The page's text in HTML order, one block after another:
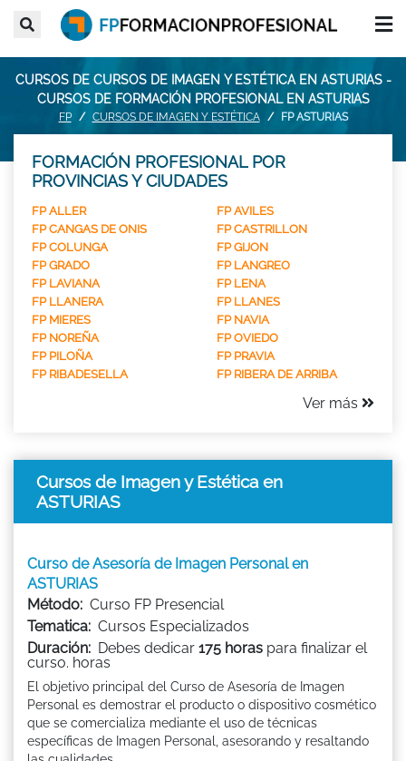
CURSOS DE CURSOS DE IMAGEN Y ESTÉTICA EN ASTURIAS -
CURSOS DE FORMACIÓN PROFESIONAL EN ASTURIAS
FP CURSOS DE IMAGEN Y ESTÉTICA FP ASTURIAS
FORMACIÓN PROFESIONAL POR
PROVINCIAS Y CIUDADES
FP ALLER
FP AVILES
FP CANGAS DE ONIS
FP CASTRILLON
FP COLUNGA
FP GIJON
FP GRADO
FP LANGREO
FP LAVIANA
FP LENA
FP LLANERA
FP LLANES
FP MIERES
FP NAVIA
FP NOREÑA
FP OVIEDO
FP PILOÑA
FP PRAVIA
FP RIBADESELLA
FP RIBERA DE ARRIBA
Ver más
Cursos de Imagen y Estética en
ASTURIAS
Curso de Asesoría de Imagen Personal en
ASTURIAS
Método: Curso FP Presencial
Tematica: Cursos Especializados
Duración: Debes dedicar 175 horas para finalizar el
curso. horas
El objetivo principal del Curso de Asesoría de Imagen
Personal es demostrar el producto o dispositivo cosmético
que se comercializa mediante el uso de técnicas
específicas de Imagen Personal, asesorando y resaltando